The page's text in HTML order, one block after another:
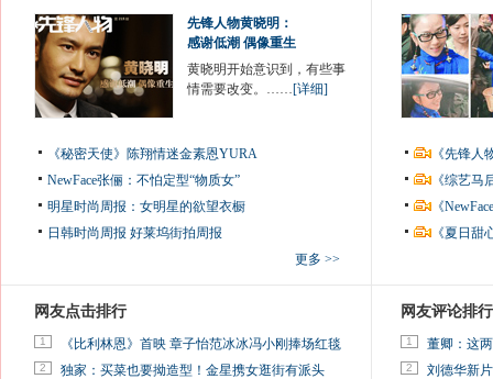
先锋人物黄晓明：
感谢低潮 偶像重生
黄晓明开始意识到，有些事
情需要改变。……[详细]
《秘密天使》陈翔情迷金素恩YURA
NewFace张俪：不怕定型“物质女”
明星时尚周报：女明星的欲望衣橱
日韩时尚周报 好莱坞街拍周报
更多 >>
《先锋
《综艺
《
《夏日
网友点击排行
1 《比利林恩》首映 章子怡范冰冰冯小刚捧场红毯
2 独家：买菜也要拗造型！金星携女逛街有派头
网友评论排行
1 董卿：这
2 刘德华新